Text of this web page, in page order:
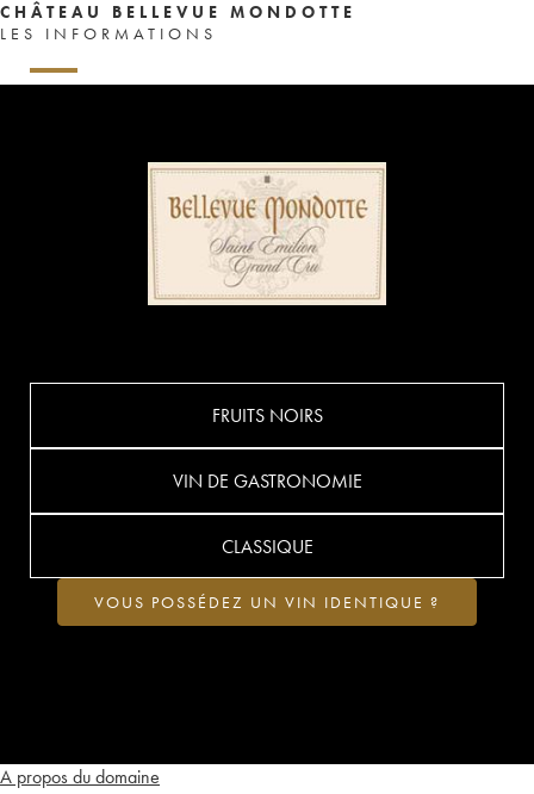
CHÂTEAU BELLEVUE MONDOTTE
LES INFORMATIONS
A propos du domaine
FRUITS NOIRS
VIN DE GASTRONOMIE
CLASSIQUE
VOUS POSSÉDEZ UN VIN IDENTIQUE ?